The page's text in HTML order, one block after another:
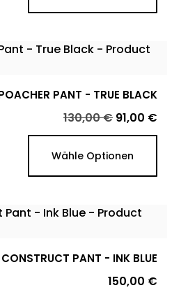
PANT - TRUE BLACK
Verkaufspreis
130,00 € Preis
91,00 €
Wähle Optionen
CONSTRUCT PANT - INK BLUE
Preis
150,00 €